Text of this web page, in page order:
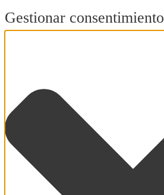
Gestionar consentimiento